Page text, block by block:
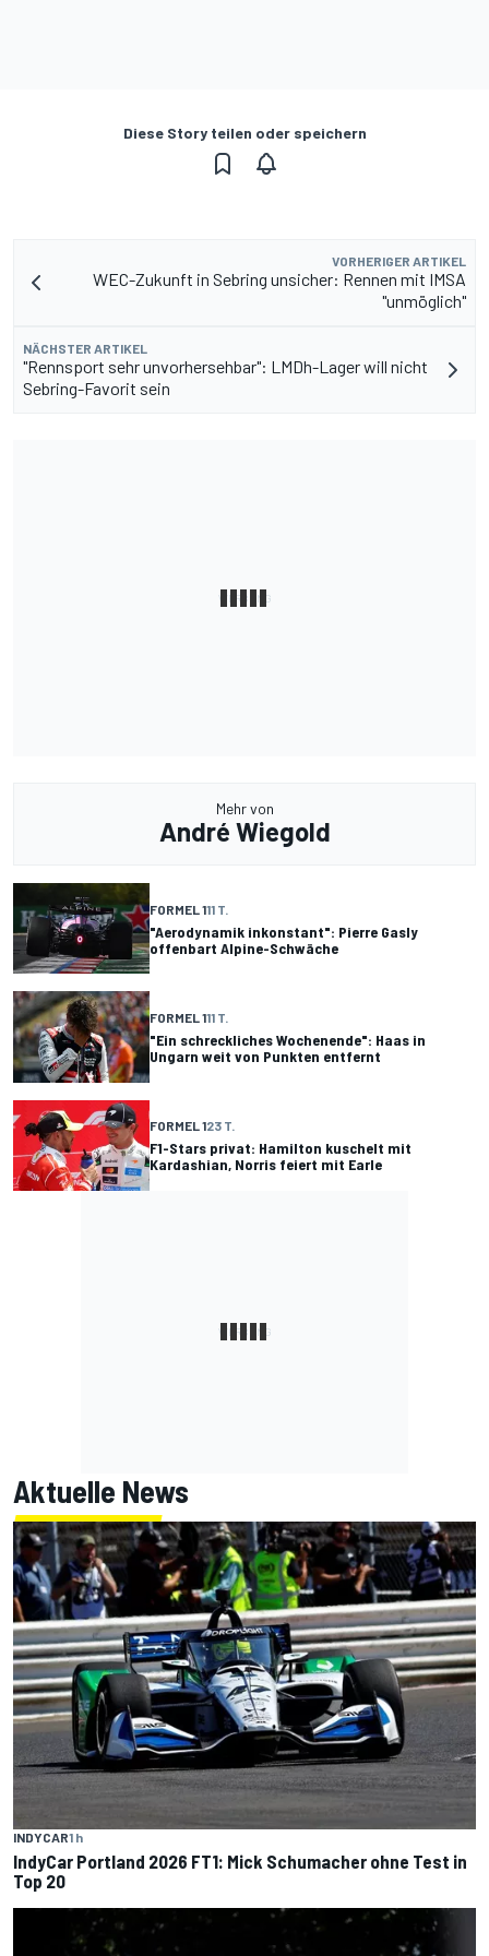
Diese Story teilen oder speichern
VORHERIGER ARTIKEL
WEC-Zukunft in Sebring unsicher: Rennen mit IMSA
"unmöglich"
NÄCHSTER ARTIKEL
"Rennsport sehr unvorhersehbar": LMDh-Lager will nicht
Sebring-Favorit sein
Mehr von
André Wiegold
FORMEL 111 T.
"Aerodynamik inkonstant": Pierre Gasly
offenbart Alpine-Schwäche
FORMEL 111 T.
"Ein schreckliches Wochenende": Haas in
Ungarn weit von Punkten entfernt
FORMEL 123 T.
F1-Stars privat: Hamilton kuschelt mit
Kardashian, Norris feiert mit Earle
Aktuelle News
INDYCAR1 h
IndyCar Portland 2026 FT1: Mick Schumacher ohne Test in
Top 20